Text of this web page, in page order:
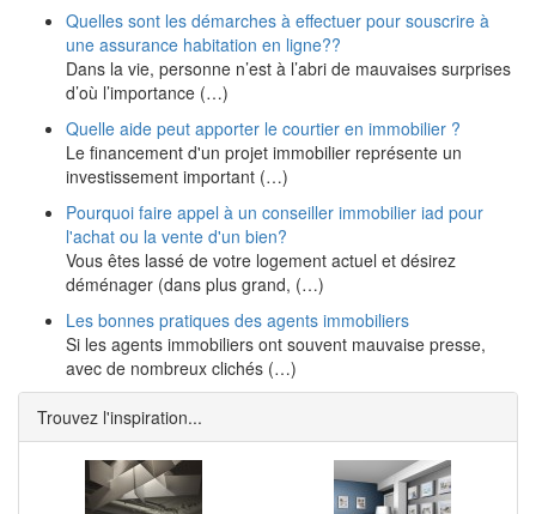
Quelles sont les démarches à effectuer pour souscrire à
une assurance habitation en ligne??
Dans la vie, personne n’est à l’abri de mauvaises surprises
d’où l’importance (…)
Quelle aide peut apporter le courtier en immobilier ?
Le financement d'un projet immobilier représente un
investissement important (…)
Pourquoi faire appel à un conseiller immobilier iad pour
l'achat ou la vente d'un bien?
Vous êtes lassé de votre logement actuel et désirez
déménager (dans plus grand, (…)
Les bonnes pratiques des agents immobiliers
Si les agents immobiliers ont souvent mauvaise presse,
avec de nombreux clichés (…)
Trouvez l'inspiration...